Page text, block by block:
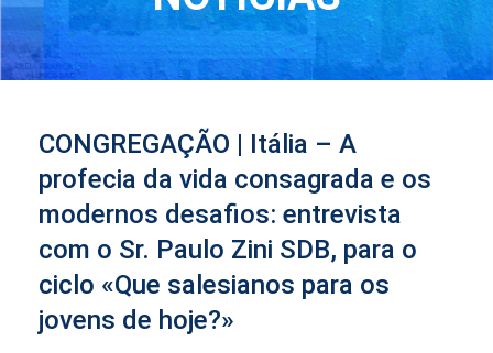
CONGREGAÇÃO | Itália – A
profecia da vida consagrada e os
modernos desafios: entrevista
com o Sr. Paulo Zini SDB, para o
ciclo «Que salesianos para os
jovens de hoje?»